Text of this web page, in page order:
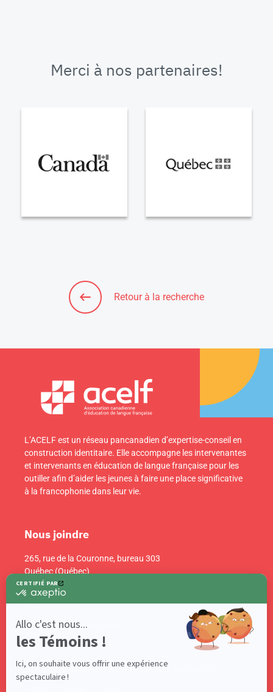
Merci à nos partenaires!
Retour à la recherche
L’ACELF est un réseau pancanadien d’expertise-conseil en
construction identitaire. Elle accompagne les intervenantes
et intervenants en éducation de langue française pour les
outiller afin d’aider les jeunes à faire une place significative
à la francophonie dans leur vie.
Suivez-nous sur nos réseaux sociaux!
Nous joindre
265, rue de la Couronne, bureau 303
Québec (Québec)
Canada G1K 6E1
info@acelf.ca
Téléphone : 418 681-4661